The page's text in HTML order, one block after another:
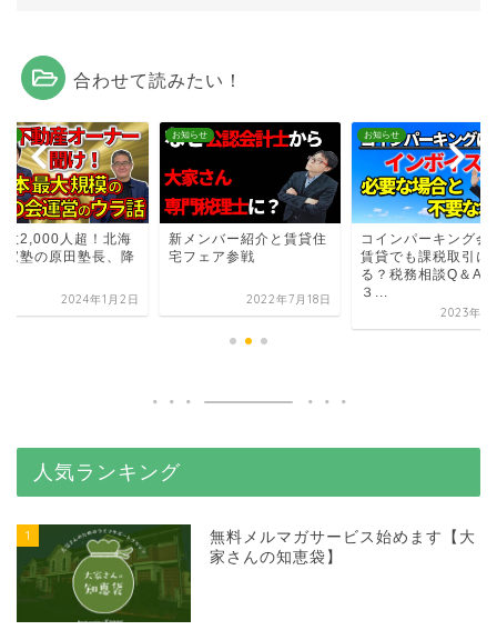
合わせて読みたい！
数2,000人超！北海
家塾の原田塾長、降
2024年1月2日
お知らせ
新メンバー紹介と賃貸住
宅フェア参戦
2022年7月18日
お知らせ
コインパーキング会
賃貸でも課税取引に
る？税務相談Q＆A
３...
2023年9
人気ランキング
1
無料メルマガサービス始めます【大
家さんの知恵袋】